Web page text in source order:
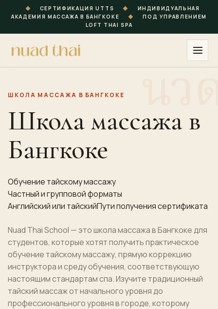
◆ СЕРТИФИКАЦИЯ UTTS ◆
ИНДИВИДУАЛЬНАЯ
АКАДЕМИЯ МАССАЖА В БАНГКОКЕ
◆
ПОД УПРАВЛЕНИЕМ
LOFT THAI SPA
ШКОЛА МАССАЖА В БАНГКОКЕ
Школа массажа в
Бангкоке
Обучение тайскому массажу
Частный и групповой форматы
Английский или тайскийПути получения сертификата
Nuad Thai School — это школа массажа в Бангкоке для
студентов, которые хотят получить практическое
обучение тайскому массажу, прямую коррекцию
инструктора и среду обучения, соответствующую
настоящим стандартам спа. Изучите традиционный
тайский массаж от начального уровня до
профессионального уровня в городе, которому